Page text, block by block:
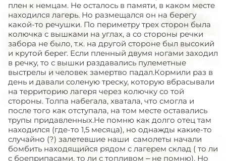
плен к немцам. Не осталось в памяти, в каком месте
находился лагерь. Но размещался он на берегу
какой-то речушки. По периметру трех сторон была
колючка с вышками на углах, а со стороны речки
забора не было, т.к. на другой стороне был высокий
и крутой берег. Если пленный двумя ногами заходил
в речку, то с вышки раздавались пулеметные
выстрелы и человек замертво падал.Кормили раз в
день и давали соленую треску, которую вбрасывали
на территорию лагеря через колючку со той
стороны. Толпа набегала, хватала, что смогла и
после того как отступала, на том месте оставались
трупы придавленных.Не помню как долго отец там
находился (где-то 1,5 месяца), но однажды какие-то
случайно (?) залетевшие наши самолеты начали
бомбить находящийся рядом с лагерем склад ( то ли
с боеприпасами, то ли с топливом – не помню). Но